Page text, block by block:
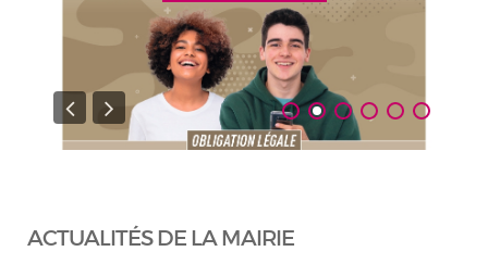
ACTUALITÉS DE LA MAIRIE